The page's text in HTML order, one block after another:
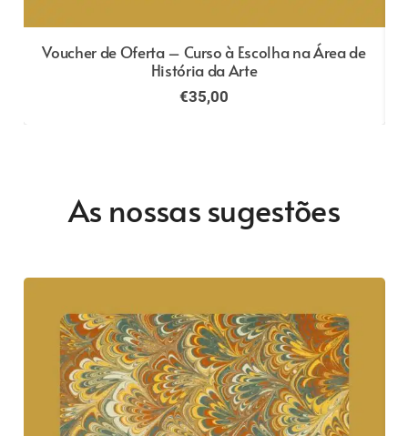
Voucher de Oferta – Curso à Escolha na Área de
História da Arte
€35,00
As nossas sugestões